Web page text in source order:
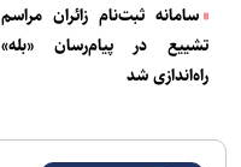
سامانه ثبت‌نام زائران مراسم
تشییع در پیام‌رسان «بله»
راه‌اندازی شد